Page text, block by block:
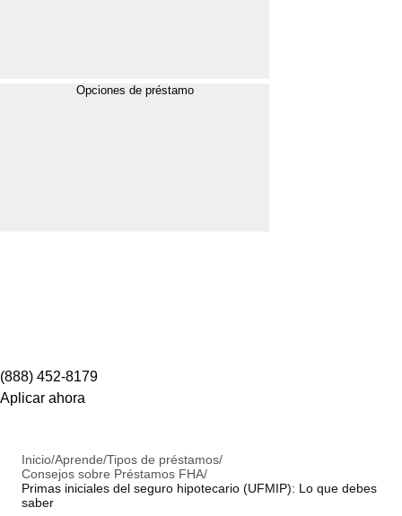
Opciones de préstamo
(888) 452-8179
Aplicar ahora
Inicio/Aprende/Tipos de préstamos/
Consejos sobre Préstamos FHA/
Primas iniciales del seguro hipotecario (UFMIP): Lo que debes
saber